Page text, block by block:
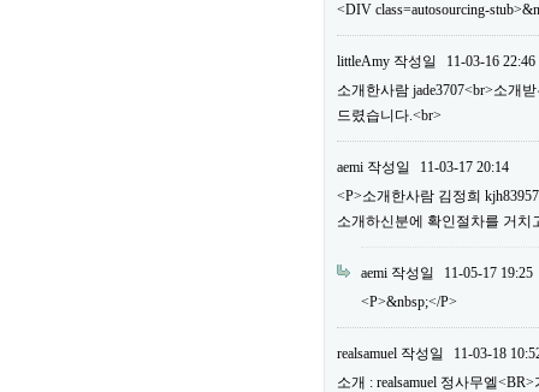
<DIV class=autosourcing-
littleAmy 작성일
11-03-16 22:46
소개한사람 jade3707<br>소개
드렸습니다.<br>
aemi 작성일
11-03-17 20:14
<P>소개한사람 김정희
소개하신분에 확인절차를 거치
aemi 작성일
11-05-17 19:25
<P>&nbsp;</P>
realsamuel 작성일
11-03-18
소개 : realsamuel 정사무엘